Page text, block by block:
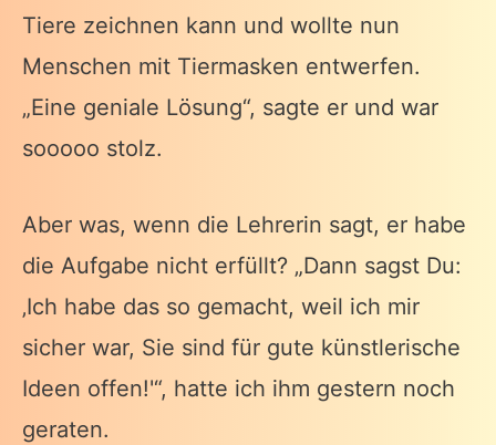
Tiere zeichnen kann und wollte nun
Menschen mit Tiermasken entwerfen.
„Eine geniale Lösung“, sagte er und war
sooooo stolz.
Aber was, wenn die Lehrerin sagt, er habe
die Aufgabe nicht erfüllt? „Dann sagst Du:
‚Ich habe das so gemacht, weil ich mir
sicher war, Sie sind für gute künstlerische
Ideen offen!'“, hatte ich ihm gestern noch
geraten.